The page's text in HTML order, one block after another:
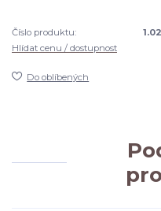
Číslo produktu:
Hlídat cenu / dostupnost
Do oblíbených